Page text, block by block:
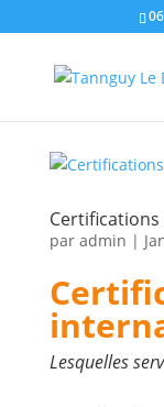
par admin |
Lesquelles